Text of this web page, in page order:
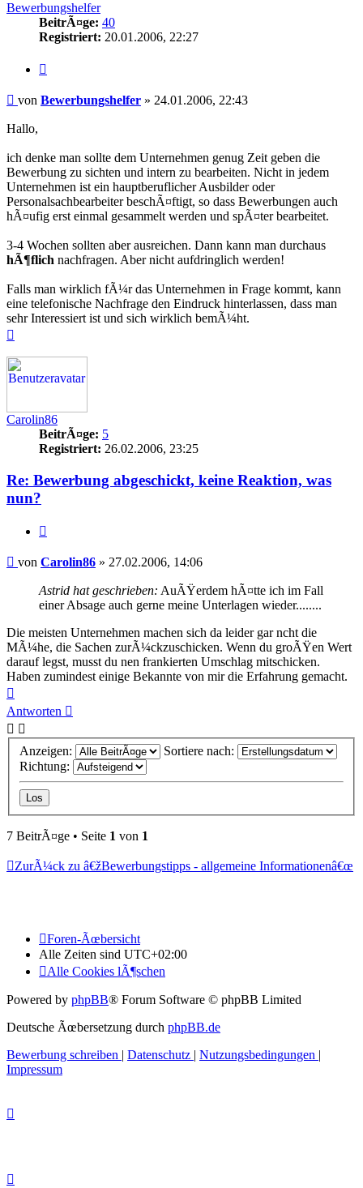
Bewerbungshelfer
BeitrÃ¤ge: 40
Registriert: 20.01.2006, 22:27
Beitrag
von Bewerbungshelfer » 24.01.2006, 22:43
Hallo,
ich denke man sollte dem Unternehmen genug Zeit geben die
Bewerbung zu sichten und intern zu bearbeiten. Nicht in jedem
Unternehmen ist ein hauptberuflicher Ausbilder oder
Personalsachbearbeiter beschÃ¤ftigt, so dass Bewerbungen auch
hÃ¤ufig erst einmal gesammelt werden und spÃ¤ter bearbeitet.
3-4 Wochen sollten aber ausreichen. Dann kann man durchaus
hÃ¶flich nachfragen. Aber nicht aufdringlich werden!
Falls man wirklich fÃ¼r das Unternehmen in Frage kommt, kann
eine telefonische Nachfrage den Eindruck hinterlassen, dass man
sehr Interessiert ist und sich wirklich bemÃ¼ht.
Carolin86
BeitrÃ¤ge: 5
Registriert: 26.02.2006, 23:25
Re: Bewerbung abgeschickt, keine Reaktion, was
nun?
Beitrag
von Carolin86 » 27.02.2006, 14:06
Astrid hat geschrieben: AuÃŸerdem hÃ¤tte ich im Fall
einer Absage auch gerne meine Unterlagen wieder........
Die meisten Unternehmen machen sich da leider gar ncht die
MÃ¼he, die Sachen zurÃ¼ckzuschicken. Wenn du groÃŸen Wert
darauf legst, musst du nen frankierten Umschlag mitschicken.
Haben zumindest einige Bekannte von mir die Erfahrung gemacht.
oben
Antworten
Anzeigen:
Sortiere nach:
Richtung:
7 BeitrÃ¤ge • Seite 1 von 1
ZurÃ¼ck zu â€žBewerbungstipps - allgemeine Informationenâ€œ
Foren-Ãœbersicht
Alle Zeiten sind UTC+02:00
Alle Cookies lÃ¶schen
Powered by phpBB® Forum Software © phpBB Limited
Deutsche Ãœbersetzung durch phpBB.de
Bewerbung schreiben | Datenschutz | Nutzungsbedingungen |
Impressum